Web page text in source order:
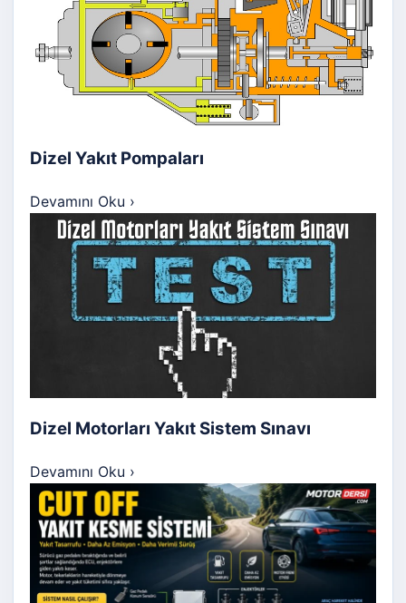
Dizel Yakıt Pompaları
Devamını Oku ›
Dizel Motorları Yakıt Sistem Sınavı
Devamını Oku ›